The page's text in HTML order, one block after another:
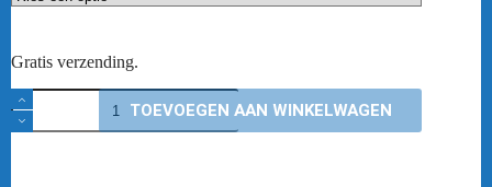
Gratis verzending.
FZ
FORZA
LANA
TOEVOEGEN AAN WINKELWAGEN